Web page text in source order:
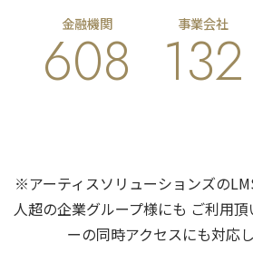
金融機関
608 事業会社
132
※アーティスソリューションズの
人超の企業グループ様にも ご利用
ーの同時アクセスにも対応